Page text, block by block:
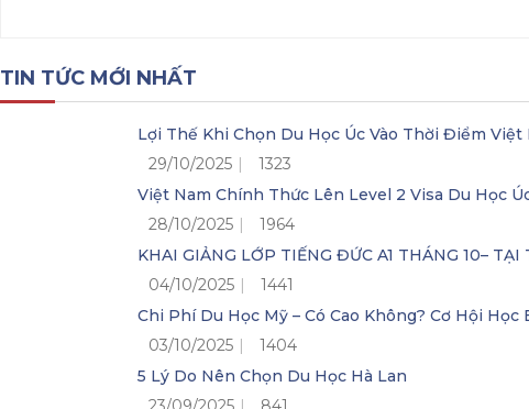
TIN TỨC MỚI NHẤT
Lợi Thế Khi Chọn Du Học Úc Vào Thời Điểm Việt
29/10/2025
1323
Việt Nam Chính Thức Lên Level 2 Visa Du Học
28/10/2025
1964
KHAI GIẢNG LỚP TIẾNG ĐỨC A1 THÁNG 10–
04/10/2025
1441
Chi Phí Du Học Mỹ – Có Cao Không? Cơ Hội
03/10/2025
1404
5 Lý Do Nên Chọn Du Học Hà Lan